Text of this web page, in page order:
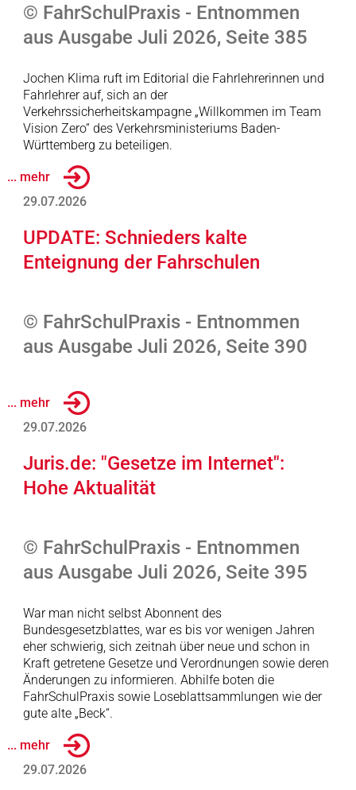
© FahrSchulPraxis - Entnommen
aus Ausgabe Juli 2026, Seite 385
Jochen Klima ruft im Editorial die Fahrlehrerinnen und
Fahrlehrer auf, sich an der
Verkehrssicherheitskampagne „Willkommen im Team
Vision Zero“ des Verkehrsministeriums Baden-
Württemberg zu beteiligen.
... mehr
29.07.2026
UPDATE: Schnieders kalte
Enteignung der Fahrschulen
© FahrSchulPraxis - Entnommen
aus Ausgabe Juli 2026, Seite 390
... mehr
29.07.2026
Juris.de: "Gesetze im Internet":
Hohe Aktualität
© FahrSchulPraxis - Entnommen
aus Ausgabe Juli 2026, Seite 395
War man nicht selbst Abonnent des
Bundesgesetzblattes, war es bis vor wenigen Jahren
eher schwierig, sich zeitnah über neue und schon in
Kraft getretene Gesetze und Verordnungen sowie deren
Änderungen zu informieren. Abhilfe boten die
FahrSchulPraxis sowie Loseblattsammlungen wie der
gute alte „Beck“.
... mehr
29.07.2026